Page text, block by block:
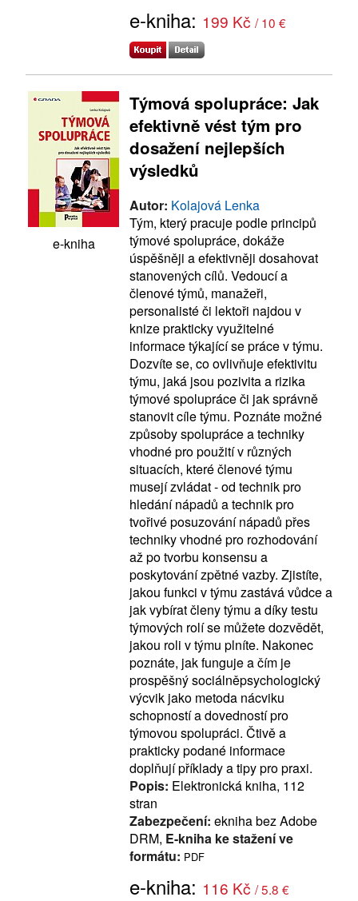
e-kniha: 199 Kč / 10 €
e-kniha
Týmová spolupráce: Jak
efektivně vést tým pro
dosažení nejlepších
výsledků
Autor: Kolajová Lenka
Tým, který pracuje podle principů
týmové spolupráce, dokáže
úspěšněji a efektivněji dosahovat
stanovených cílů. Vedoucí a
členové týmů, manažeři,
personalisté či lektoři najdou v
knize prakticky využitelné
informace týkající se práce v týmu.
Dozvíte se, co ovlivňuje efektivitu
týmu, jaká jsou pozivita a rizika
týmové spolupráce či jak správně
stanovit cíle týmu. Poznáte možné
způsoby spolupráce a techniky
vhodné pro použití v různých
situacích, které členové týmu
musejí zvládat - od technik pro
hledání nápadů a technik pro
tvořivé posuzování nápadů přes
techniky vhodné pro rozhodování
až po tvorbu konsensu a
poskytování zpětné vazby. Zjistíte,
jakou funkci v týmu zastává vůdce a
jak vybírat členy týmu a díky testu
týmových rolí se můžete dozvědět,
jakou roli v týmu plníte. Nakonec
poznáte, jak funguje a čím je
prospěšný sociálněpsychologický
výcvik jako metoda nácviku
schopností a dovedností pro
týmovou spolupráci. Čtivě a
prakticky podané informace
doplňují příklady a tipy pro praxi.
Popis: Elektronická kniha, 112
stran
Zabezpečení: ekniha bez Adobe
DRM, E-kniha ke stažení ve
formátu: PDF
e-kniha: 116 Kč / 5.8 €